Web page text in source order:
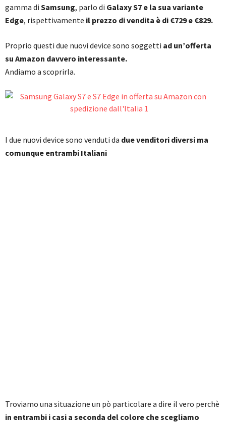
gamma di Samsung, parlo di Galaxy S7 e la sua variante
Edge, rispettivamente il prezzo di vendita è di €729 e €829.
Proprio questi due nuovi device sono soggetti ad un’offerta
su Amazon davvero interessante.
Andiamo a scoprirla.
I due nuovi device sono venduti da due venditori diversi ma
comunque entrambi Italiani
Troviamo una situazione un pò particolare a dire il vero perchè
in entrambi i casi a seconda del colore che scegliamo